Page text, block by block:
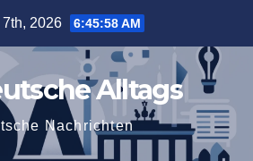
7th, 2026 6:45:59 AM
Alltags
Nachrichten